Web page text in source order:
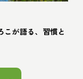
こが語る、習慣と